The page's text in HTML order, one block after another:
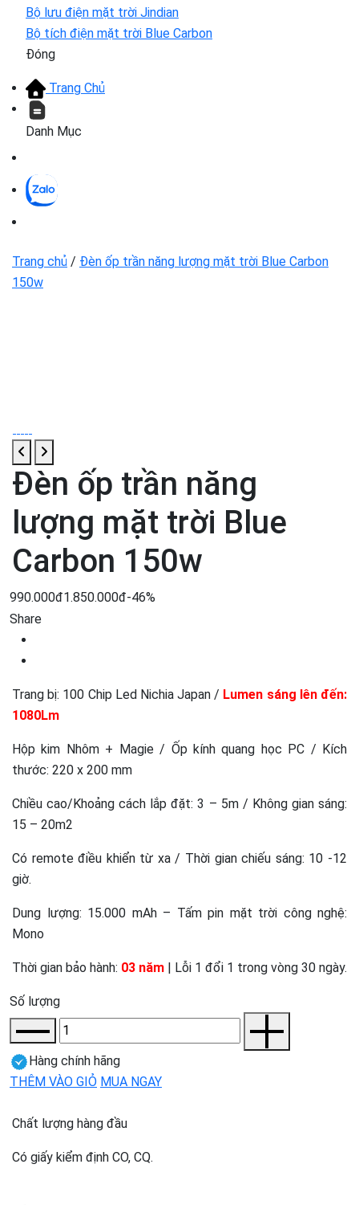
Bộ lưu điện mặt trời Jindian
Bộ tích điện mặt trời Blue Carbon
Đóng
Trang Chủ
Danh Mục
Trang chủ / Đèn ốp trần năng lượng mặt trời Blue Carbon
150w
Đèn ốp trần năng
lượng mặt trời Blue
Carbon 150w
990.000đ1.850.000đ-46%
Share
Trang bị: 100 Chip Led Nichia Japan / Lumen sáng lên đến:
1080Lm
Hộp kim Nhôm + Magie / Ốp kính quang học PC / Kích
thước: 220 x 200 mm
Chiều cao/Khoảng cách lắp đặt: 3 – 5m / Không gian sáng:
15 – 20m2
Có remote điều khiển từ xa / Thời gian chiếu sáng: 10 -12
giờ.
Dung lượng: 15.000 mAh – Tấm pin mặt trời công nghệ:
Mono
Thời gian bảo hành: 03 năm | Lỗi 1 đổi 1 trong vòng 30 ngày.
Số lượng
Hàng chính hãng
THÊM VÀO GIỎ MUA NGAY
Chất lượng hàng đầu
Có giấy kiểm định CO, CQ.